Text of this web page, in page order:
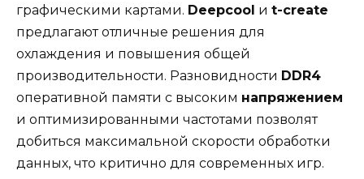
графическими картами. Deepcool и t-create
предлагают отличные решения для
охлаждения и повышения общей
производительности. Разновидности DDR4
оперативной памяти с высоким напряжением
и оптимизированными частотами позволят
добиться максимальной скорости обработки
данных, что критично для современных игр.